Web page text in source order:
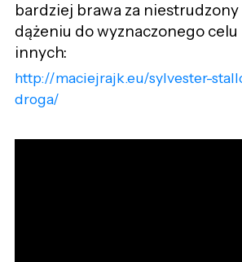
bardziej brawa za
dążeniu do wyznaczonego
innych:
http://maciejrajk.eu/sylvester-
droga/